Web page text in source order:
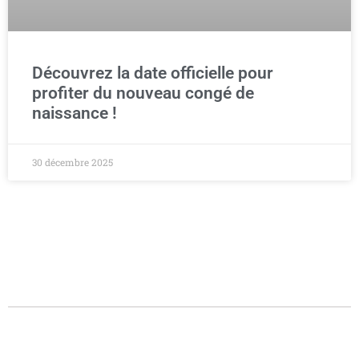
Découvrez la date officielle pour
profiter du nouveau congé de
naissance !
30 décembre 2025